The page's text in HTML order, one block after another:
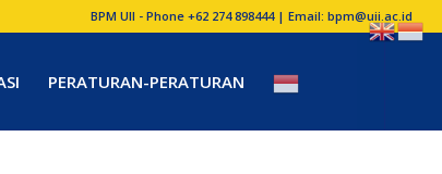
BPM UII - Phone +62 274 898444 | Email:bpm@uii.ac.id
PERATURAN-PERATURAN